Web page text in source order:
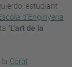
estudiant
d’Enginyeria
‘L'art de la
Coral